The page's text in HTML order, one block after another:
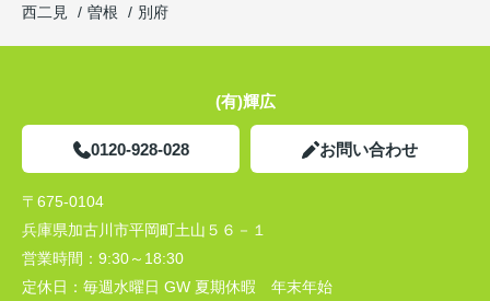
西二見
曽根 別府
(有)輝広
0120-928-028 お問い合わせ
〒675-0104
兵庫県加古川市平岡町土山５６－１
営業時間： 9:30～18:30
定休日： 毎週水曜日 GW 夏期休暇 年末年始